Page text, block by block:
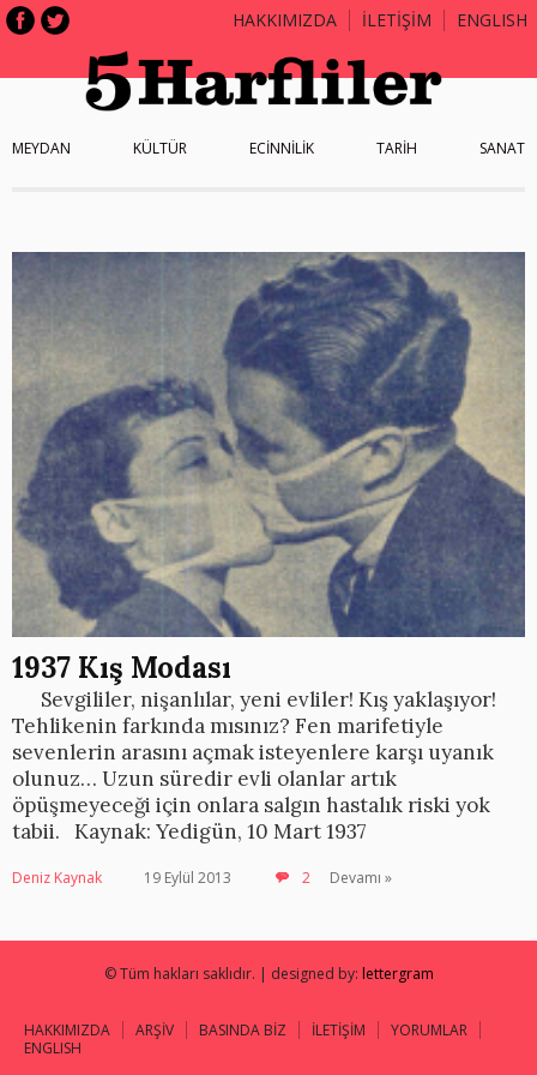
HAKKIMIZDA İLETİŞİM ENGLISH
MEYDAN KÜLTÜR ECİNNİLİK TARİH SANAT
1937 Kış Modası
Sevgililer, nişanlılar, yeni evliler! Kış yaklaşıyor!
Tehlikenin farkında mısınız? Fen marifetiyle
sevenlerin arasını açmak isteyenlere karşı uyanık
olunuz… Uzun süredir evli olanlar artık
öpüşmeyeceği için onlara salgın hastalık riski yok
tabii. Kaynak: Yedigün, 10 Mart 1937
Deniz Kaynak 19 Eylül 2013 2 Devamı »
© Tüm hakları saklıdır. | designed by: lettergram
HAKKIMIZDA ARŞİV BASINDA BİZ İLETİŞİM
YORUMLAR
ENGLISH